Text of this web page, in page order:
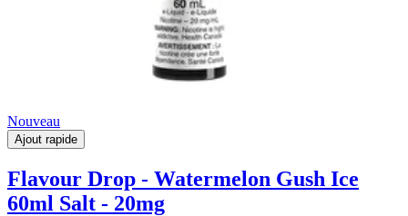
Nouveau
Ajout rapide
Flavour Drop - Watermelon Gush Ice
60ml Salt - 20mg